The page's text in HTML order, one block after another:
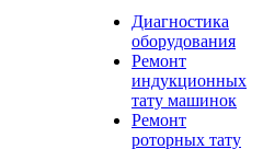
Диагностика
оборудования
Ремонт
индукционных
тату машинок
Ремонт
роторных тату